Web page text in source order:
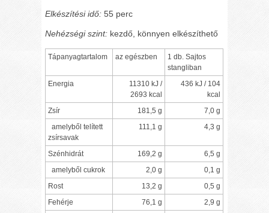
Elkészítési idő:55 perc
Nehézségi szint: kezdő, könnyen elkészíthető
Tápanyagtartalom az egészben
1 db. Sajtos
stangliban
Energia
11310 kJ /
2693 kcal
436 kJ / 104
kcal
Zsír
181,5 g
7,0 g
amelyből telített
zsírsavak
111,1 g 4,3 g
Szénhidrát 169,2 g
6,5 g
amelyből cukrok
2,0 g
0,1 g
Rost
13,2 g
0,5 g
Fehérje
76,1 g
2,9 g